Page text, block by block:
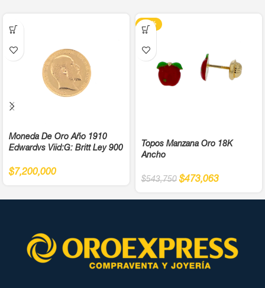
Moneda De Oro Año 1910
Edwardvs Viid:G: Britt Ley 900
$7,200,000
-13%
Topos Manzana Oro 18K
Ancho
$543,750 $473,063